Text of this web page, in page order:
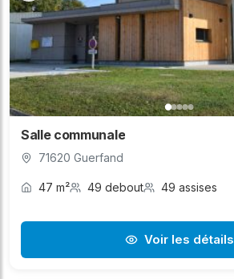
Salle communale
71620 Guerfand
47 m² 49 debout 49 assises
Voir les détails